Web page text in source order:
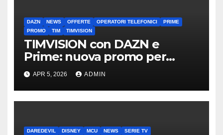
DAZN NEWS OFFERTE OPERATORI TELEFONICI
PRIME
PROMO
TIM TIMVISION
TIMVISION con DAZN e
Prime: nuova promo per
clienti TIM
APR 5, 2026 ADMIN
DAREDEVIL DISNEY MCU NEWS SERIE TV